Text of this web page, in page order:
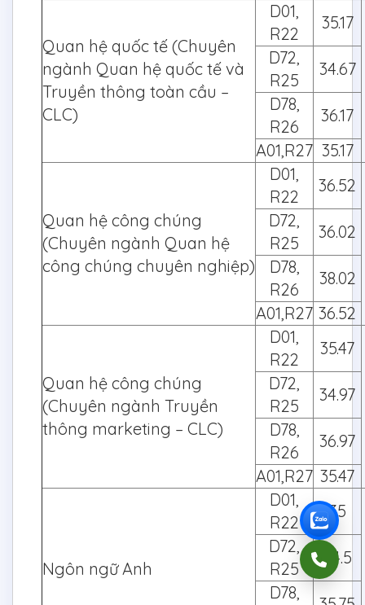
Quan hệ quốc tế (Chuyên
ngành Quan hệ quốc tế và
Truyền thông toàn cầu –
CLC)
D01,
R22
35.17
D72,
R25
34.67
D78,
R26
36.17
A01,R27 35.17
Quan hệ công chúng
(Chuyên ngành Quan hệ
công chúng chuyên nghiệp)
D01,
R22
36.52
D72,
R25
36.02
D78,
R26
38.02
A01,R27 36.52
Quan hệ công chúng
(Chuyên ngành Truyền
thông marketing – CLC)
D01,
R22
35.47
D72,
R25
34.97
D78,
R26
36.97
A01,R27 35.47
Ngôn ngữ Anh
D01,
R22
35
D72,
R25
34.5
D78,